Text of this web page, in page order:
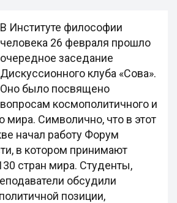
В Институте философии
человека 26 февраля прошло
очередное заседание
Дискуссионного клуба «Сова».
Оно было посвящено
вопросам космополитичного и
мира. Символично, что в этот
начал работу Форум
в котором принимают
стран мира. Студенты,
обсудили
позиции,